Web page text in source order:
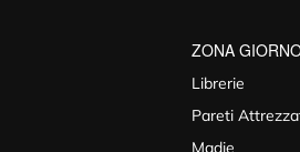
ZONA
Librerie
Pareti
Madie